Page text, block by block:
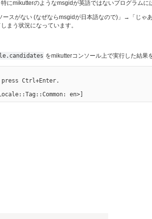
にmikutterのようなmsgidが英語ではないプログラムに
スがない (なぜならmsgidが日本語なので)」→「じゃ
まう状況になっています。
をmikutterコンソール上で実行した結果
Ctrl+Enter.